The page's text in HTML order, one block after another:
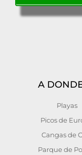
A
Playas
Picos de
Cangas de
Parque de